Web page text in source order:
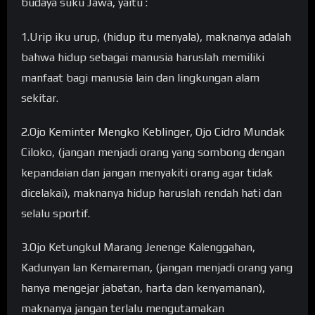
1.Urip iku urup, (hidup itu menyala), maknanya adalah
bahwa hidup sebagai manusia haruslah memiliki
manfaat bagi manusia lain dan lingkungan alam
sekitar.
2.Ojo Keminter Mengko Keblinger, Ojo Cidro Mundak
Ciloko, (jangan menjadi orang yang sombong dengan
kepandaian dan jangan menyakiti orang agar tidak
dicelakai), maknanya hidup haruslah rendah hati dan
selalu sportif.
3.Ojo Ketungkul Marang Jenenge Kalenggahan,
Kadunyan lan Kemareman, (jangan menjadi orang yang
hanya mengejar jabatan, harta dan kenyamanan),
maknanya jangan terlalu mengutamakan